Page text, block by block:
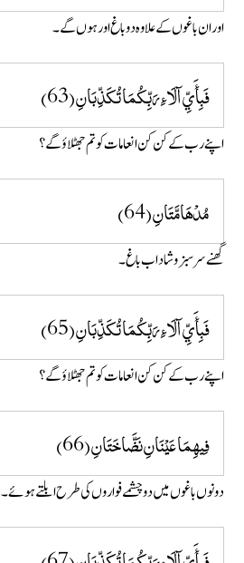
اور ان باغوں کے علاوہ دو باغ اور ہوں گے ۔
فَبِأَيِّ آلَاءِ رَبِّكُمَا تُكَذِّبَانِ (63)
اپنے رب کے کن کن انعامات کو تم جھٹلاؤ گے ؟
مُدْهَامَّتَانِ (64)
گھنے سر سبز و شاداب باغ۔
فَبِأَيِّ آلَاءِ رَبِّكُمَا تُكَذِّبَانِ (65)
اپنے رب کے کن کن انعامات کو تم جھٹلاؤ گے؟
فِيهِمَا عَيْنَانِ نَضَّاخَتَانِ (66)
دونوں باغوں میں دو چشمے فواروں کی طرح ابلتے ہوئے۔